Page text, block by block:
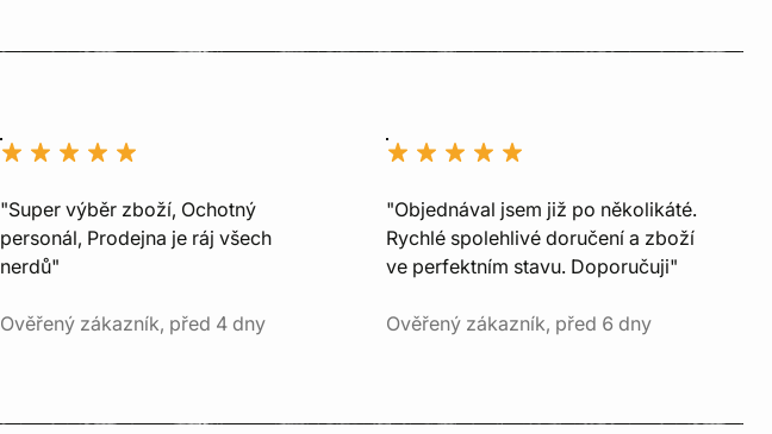
"Super výběr zboží, Ochotný
personál, Prodejna je ráj všech
nerdů"
Ověřený zákazník, před 4 dny
"Objednával jsem již po několikáté.
Rychlé spolehlivé doručení a zboží
ve perfektním stavu. Doporučuji"
Ověřený zákazník, před 6 dny